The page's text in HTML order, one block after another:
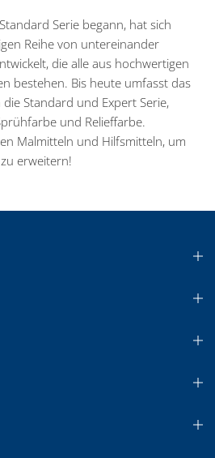
Serie begann, hat sich
Reihe von untereinander
die alle aus hochwertigen
bestehen. Bis heute umfasst das
Standard und Expert Serie,
und Relieffarbe.
Malmitteln und Hilfsmitteln, um
erweitern!